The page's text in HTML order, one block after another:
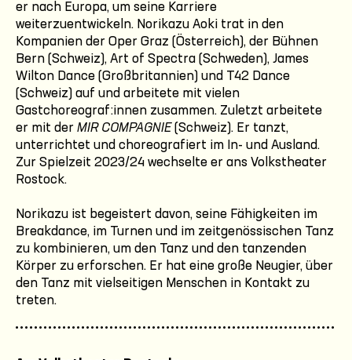
er nach Europa, um seine Karriere
weiterzuentwickeln. Norikazu Aoki trat in den
Kompanien der Oper Graz (Österreich), der Bühnen
Bern (Schweiz), Art of Spectra (Schweden), James
Wilton Dance (Großbritannien) und T42 Dance
(Schweiz) auf und arbeitete mit vielen
Gastchoreograf:innen zusammen. Zuletzt arbeitete
er mit der MIR COMPAGNIE(Schweiz). Er tanzt,
unterrichtet und choreografiert im In- und Ausland.
Zur Spielzeit 2023/24 wechselte er ans Volkstheater
Rostock.
Norikazu ist begeistert davon, seine Fähigkeiten im
Breakdance, im Turnen und im zeitgenössischen Tanz
zu kombinieren, um den Tanz und den tanzenden
Körper zu erforschen. Er hat eine große Neugier, über
den Tanz mit vielseitigen Menschen in Kontakt zu
treten.